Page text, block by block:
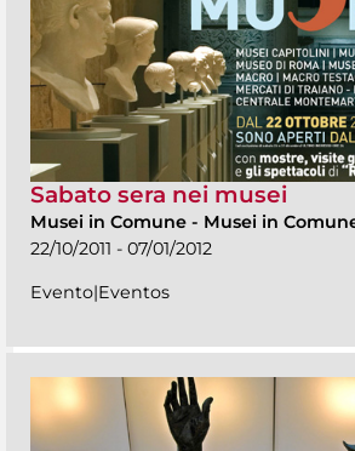
Sabato sera nei musei
Musei in Comune - Musei in
22/10/2011 - 07/01/2012
Evento|Eventos